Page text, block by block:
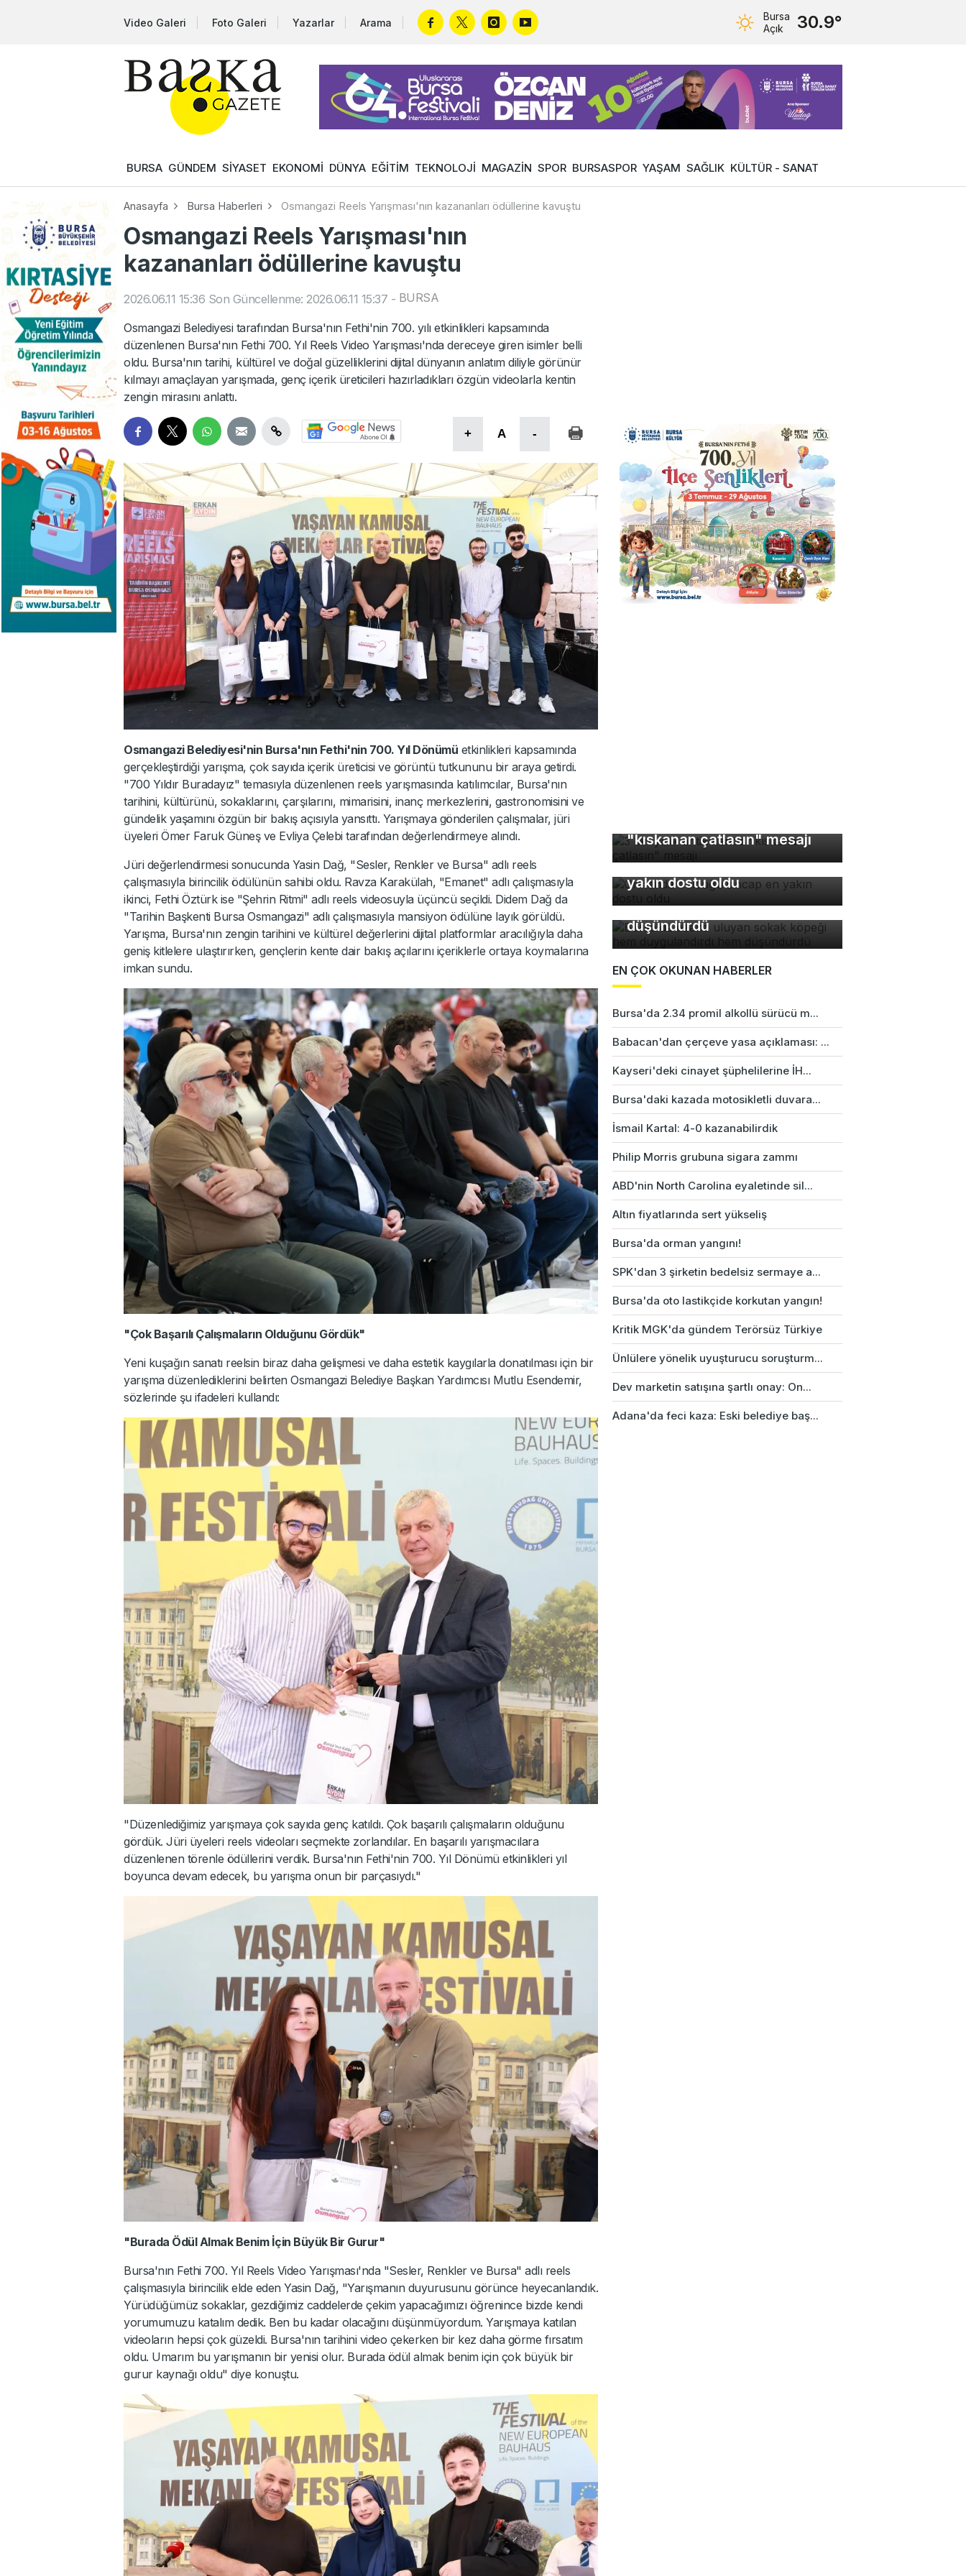
Video Galeri Foto Galeri Yazarlar Arama
Bursa
Açık
30.9°
BURSA GÜNDEM SİYASET EKONOMİ DÜNYA EĞİTİM TEKNOLOJİ MAGAZİN SPOR BURSASPOR YAŞAM SAĞLIK KÜLTÜR - SANAT
Anasayfa Bursa Haberleri Osmangazi Reels Yarışması'nın kazananları ödüllerine kavuştu
Osmangazi Reels Yarışması'nın
kazananları ödüllerine kavuştu
2026.06.11 15:36 Son Güncellenme: 2026.06.11 15:37 - BURSA
Osmangazi Belediyesi tarafından Bursa'nın Fethi'nin 700. yılı etkinlikleri kapsamında
düzenlenen Bursa'nın Fethi 700. Yıl Reels Video Yarışması'nda dereceye giren isimler belli
oldu. Bursa'nın tarihi, kültürel ve doğal güzelliklerini dijital dünyanın anlatım diliyle görünür
kılmayı amaçlayan yarışmada, genç içerik üreticileri hazırladıkları özgün videolarla kentin
zengin mirasını anlattı.
+ A -
Osmangazi Belediyesi'nin Bursa'nın Fethi'nin 700. Yıl Dönümü etkinlikleri kapsamında
gerçekleştirdiği yarışma, çok sayıda içerik üreticisi ve görüntü tutkununu bir araya getirdi.
"700 Yıldır Buradayız" temasıyla düzenlenen reels yarışmasında katılımcılar, Bursa'nın
tarihini, kültürünü, sokaklarını, çarşılarını, mimarisini, inanç merkezlerini, gastronomisini ve
gündelik yaşamını özgün bir bakış açısıyla yansıttı. Yarışmaya gönderilen çalışmalar, jüri
üyeleri Ömer Faruk Güneş ve Evliya Çelebi tarafından değerlendirmeye alındı.
Jüri değerlendirmesi sonucunda Yasin Dağ, "Sesler, Renkler ve Bursa" adlı reels
çalışmasıyla birincilik ödülünün sahibi oldu. Ravza Karakülah, "Emanet" adlı çalışmasıyla
ikinci, Fethi Öztürk ise "Şehrin Ritmi" adlı reels videosuyla üçüncü seçildi. Didem Dağ da
"Tarihin Başkenti Bursa Osmangazi" adlı çalışmasıyla mansiyon ödülüne layık görüldü.
Yarışma, Bursa'nın zengin tarihini ve kültürel değerlerini dijital platformlar aracılığıyla daha
geniş kitlelere ulaştırırken, gençlerin kente dair bakış açılarını içeriklerle ortaya koymalarına
imkan sundu.
"Çok Başarılı Çalışmaların Olduğunu Gördük"
Yeni kuşağın sanatı reelsin biraz daha gelişmesi ve daha estetik kaygılarla donatılması için bir
yarışma düzenlediklerini belirten Osmangazi Belediye Başkan Yardımcısı Mutlu Esendemir,
sözlerinde şu ifadeleri kullandı:
"Düzenlediğimiz yarışmaya çok sayıda genç katıldı. Çok başarılı çalışmaların olduğunu
gördük. Jüri üyeleri reels videoları seçmekte zorlandılar. En başarılı yarışmacılara
düzenlenen törenle ödüllerini verdik. Bursa'nın Fethi'nin 700. Yıl Dönümü etkinlikleri yıl
boyunca devam edecek, bu yarışma onun bir parçasıydı."
"Burada Ödül Almak Benim İçin Büyük Bir Gurur"
Bursa'nın Fethi 700. Yıl Reels Video Yarışması'nda "Sesler, Renkler ve Bursa" adlı reels
çalışmasıyla birincilik elde eden Yasin Dağ, "Yarışmanın duyurusunu görünce heyecanlandık.
Yürüdüğümüz sokaklar, gezdiğimiz caddelerde çekim yapacağımızı öğrenince bizde kendi
yorumumuzu katalım dedik. Ben bu kadar olacağını düşünmüyordum. Yarışmaya katılan
videoların hepsi çok güzeldi. Bursa'nın tarihini video çekerken bir kez daha görme fırsatım
oldu. Umarım bu yarışmanın bir yenisi olur. Burada ödül almak benim için çok büyük bir
gurur kaynağı oldu" diye konuştu.
"kıskanan çatlasın" mesajı
Ormanda bulduğu sincap en
yakın dostu oldu
Bursa'da ezana uluyan
sokak köpeği hem
duygulandırdı hem
düşündürdü
EN ÇOK OKUNAN HABERLER
Bursa'da 2.34 promil alkollü sürücü m...
Babacan'dan çerçeve yasa açıklaması: ...
Kayseri'deki cinayet şüphelilerine İH...
Bursa'daki kazada motosikletli duvara...
İsmail Kartal: 4-0 kazanabilirdik
Philip Morris grubuna sigara zammı
ABD'nin North Carolina eyaletinde sil...
Altın fiyatlarında sert yükseliş
Bursa'da orman yangını!
SPK'dan 3 şirketin bedelsiz sermaye a...
Bursa'da oto lastikçide korkutan yangın!
Kritik MGK'da gündem Terörsüz Türkiye
Ünlülere yönelik uyuşturucu soruşturm...
Dev marketin satışına şartlı onay: On...
Adana'da feci kaza: Eski belediye baş...